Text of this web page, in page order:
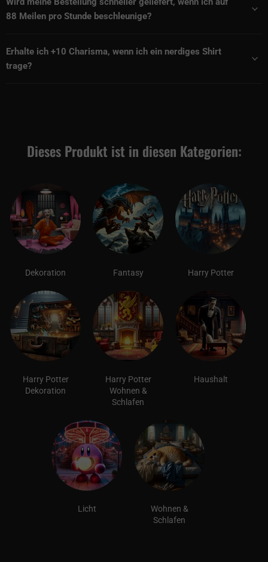
88 Meilen pro Stunde beschleunige?
Erhalte ich +10 Charisma, wenn ich ein nerdiges Shirt
trage?
Dieses Produkt ist in diesen Kategorien:
Dekoration Fantasy Harry Potter
Harry Potter
Dekoration
Harry Potter
Wohnen &
Schlafen
Haushalt
Licht
Wohnen &
Schlafen